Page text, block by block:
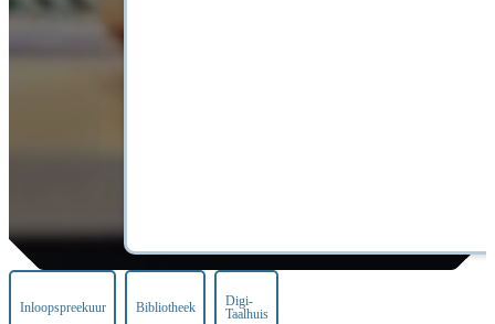
Inloopspreekuur Bibliotheek
Digi-
Taalhuis